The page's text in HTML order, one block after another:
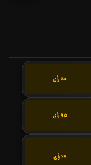
80 رأی
95 رأی
69 رأی